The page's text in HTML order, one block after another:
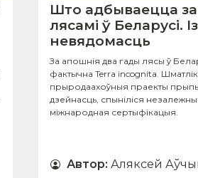
Што адбываецца
лясамі ў Беларусі.
невядомасць
За апошнія два гады лясы ў
фактычна Terra incognita.
прыродаахоўныя праекты
дзейнасць, спыніліся
міжнародная сертыфікацыя.
Автор: Аляксей